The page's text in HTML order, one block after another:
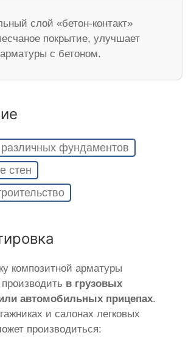
слой «бетон-контакт»
покрытие, улучшает
с бетоном.
фундаментов
стен
композитной арматуры
в грузовых
автомобильных прицепах.
и салонах легковых
производиться: